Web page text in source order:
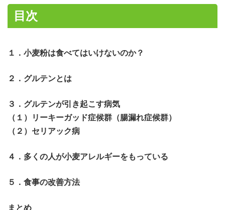
目次
１．小麦粉は食べてはいけないのか？
２．グルテンとは
３．グルテンが引き起こす病気
（１）リーキーガッド症候群（腸漏れ症候群）
（２）セリアック病
４．多くの人が小麦アレルギーをもっている
５．食事の改善方法
まとめ